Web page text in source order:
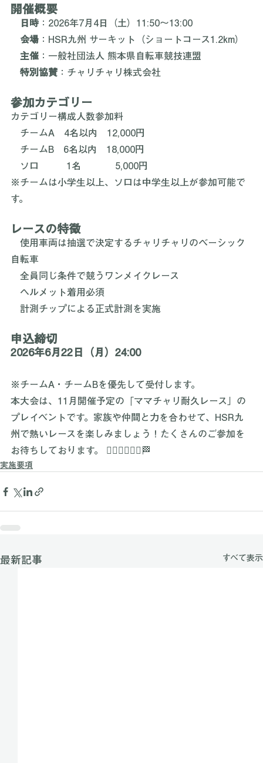
日時 ：2026年7月4日（土）11:50～13:00
会場 ：HSR九州 サーキット（ショートコース1.2km）
主催：一般社団法人 熊本県自転車競技連盟
特別協賛
：チャリチャリ株式会社
参加カテゴリー
カテゴリー構成人数参加料
チームA　4名以内　12,000円
チームB　6名以内　18,000円
ソロ　　   1名　　　  5,000円
※チームは小学生以上、ソロは中学生以上が参加可能で
使用車両は抽選で決定するチャリチャリのベーシック
自転車
全員同じ条件で競うワンメイクレース
ヘルメット着用必須
計測チップによる正式計測を実施
※チームA・チームBを優先して受付します。
本大会は、11月開催予定の「ママチャリ耐久レース」の
プレイベントです。家族や仲間と力を合わせて、HSR九
州で熱いレースを楽しみましょう！たくさんのご参加を
お待ちしております。 🚴‍♂️🚴‍♀️🚴‍♂️🏁
実施要項